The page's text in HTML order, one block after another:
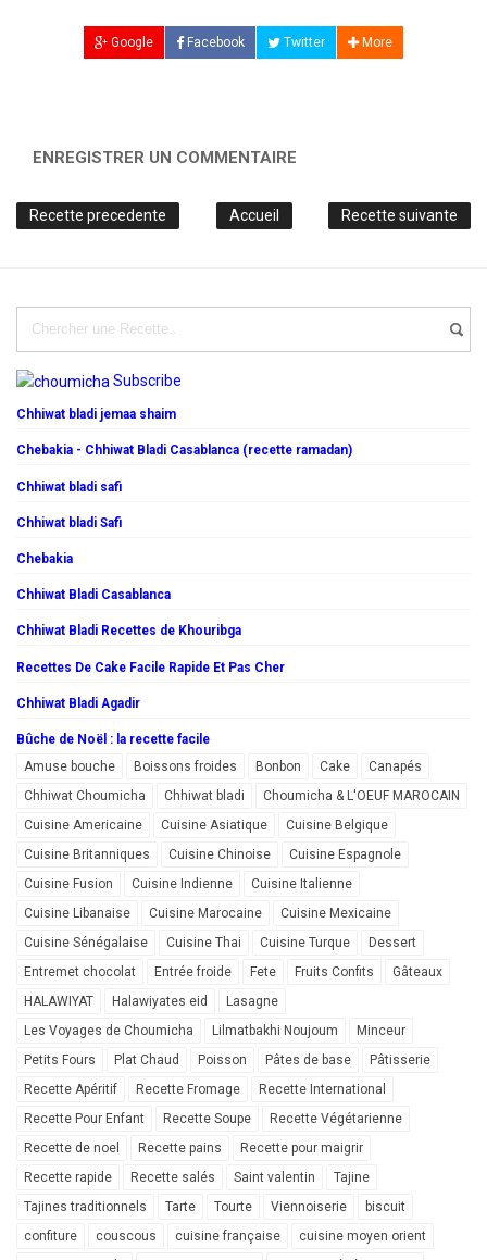
Google Facebook Twitter More
ENREGISTRER UN COMMENTAIRE
Recette precedente Recette suivante
Accueil
Subscribe
Chhiwat bladi jemaa shaim
Chebakia - Chhiwat Bladi Casablanca (recette ramadan)
Chhiwat bladi safi
Chhiwat bladi Safi
Chebakia
Chhiwat Bladi Casablanca
Chhiwat Bladi Recettes de Khouribga
Recettes De Cake Facile Rapide Et Pas Cher
Chhiwat Bladi Agadir
Bûche de Noël : la recette facile
Amuse bouche
Boissons froides Bonbon Cake
Canapés
Chhiwat Choumicha
Chhiwat bladi
Choumicha & L'OEUF MAROCAIN
Cuisine Americaine
Cuisine Asiatique
Cuisine Belgique
Cuisine Britanniques
Cuisine Chinoise
Cuisine Espagnole
Cuisine Fusion
Cuisine Indienne
Cuisine Italienne
Cuisine Libanaise
Cuisine Marocaine
Cuisine Mexicaine
Cuisine Sénégalaise
Cuisine Thai Cuisine Turque
Dessert
Entremet chocolat
Entrée froide Fete Fruits Confits
Gâteaux
HALAWIYAT
Halawiyates eid
Lasagne
Les Voyages de Choumicha
Lilmatbakhi Noujoum
Minceur
Petits Fours
Plat Chaud Poisson Pâtes de base
Pâtisserie
Recette Apéritif
Recette Fromage
Recette International
Recette Pour Enfant
Recette Soupe
Recette Végétarienne
Recette de noel
Recette pains
Recette pour maigrir
Recette rapide
Recette salés Saint valentin
Tajine
Tajines traditionnels
Tarte Tourte Viennoiserie
biscuit
confiture
couscous cuisine française
cuisine moyen orient